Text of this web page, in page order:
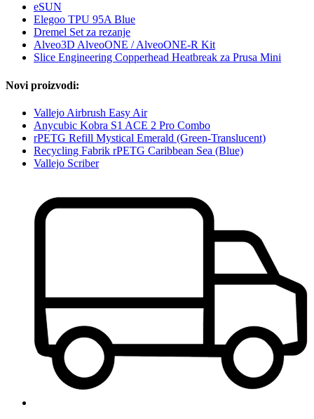
eSUN
Elegoo TPU 95A Blue
Dremel Set za rezanje
Alveo3D AlveoONE / AlveoONE-R Kit
Slice Engineering Copperhead Heatbreak za Prusa Mini
Novi proizvodi:
Vallejo Airbrush Easy Air
Anycubic Kobra S1 ACE 2 Pro Combo
rPETG Refill Mystical Emerald (Green-Translucent)
Recycling Fabrik rPETG Caribbean Sea (Blue)
Vallejo Scriber